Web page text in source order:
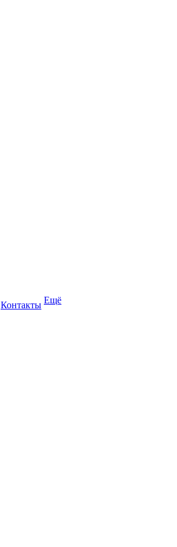
Контакты Ещё